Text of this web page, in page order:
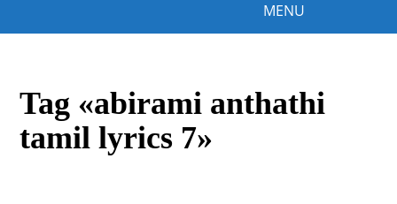
MENU
Tag «abirami anthathi
tamil lyrics 7»